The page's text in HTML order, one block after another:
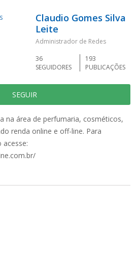
Claudio Gomes Silva
Leite
Administrador de Redes
36
SEGUIDORES
193
PUBLICAÇÕES
SEGUIR
na área de perfumaria, cosméticos,
renda online e off-line. Para
acesse: